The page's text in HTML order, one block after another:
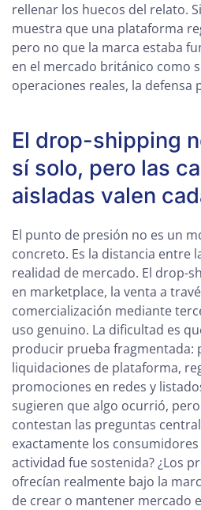
rellenar los huecos del relato.
muestra que una plataforma
pero no que la marca estaba
en el mercado británico como
operaciones reales, la defensa
El drop-shipping
sí solo, pero las
aisladas valen
El punto de presión no es un
concreto. Es la distancia entre
realidad de mercado. El drop-
en marketplace, la venta a
comercialización mediante
uso genuino. La dificultad es
producir prueba fragmentada:
liquidaciones de plataforma,
promociones en redes y
sugieren que algo ocurrió,
contestan las preguntas
exactamente los consumidores
actividad fue sostenida? ¿Los
ofrecían realmente bajo la
de crear o mantener mercado